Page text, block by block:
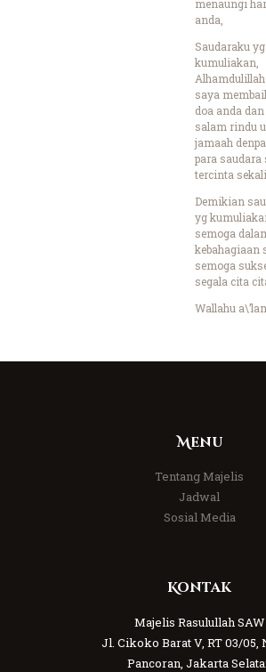
menaungi
anda,
Saudaraku yg
kumuliakan,
saya
doa anda dan
salam rindu
jamaah
para saudara
tercinta
Demikian
yg
semoga
kebahagiaan
semoga
segala cita
Wallahu
Menu
Tentang Majelis
Jadwal
Sosial Media
Kontak
Majelis Rasulullah SAW
Jl. Cikoko Barat V, RT 03/05,
Pancoran, Jakarta